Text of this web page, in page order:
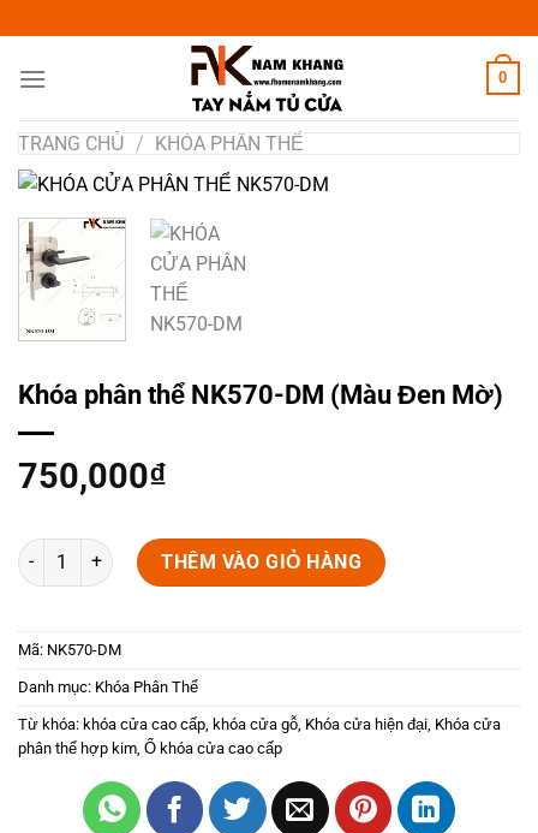
đến
nội
0
TRANG CHỦ / KHÓA PHÂN THỂ
Khóa phân thể NK570-DM (Màu Đen Mờ)
750,000₫
Khóa phân thể NK570-DM (Màu Đen Mờ) số lượng
THÊM VÀO GIỎ HÀNG
Mã: NK570-DM
Danh mục: Khóa Phân Thể
Từ khóa: khóa cửa cao cấp khóa cửa gỗ Khóa cửa hiện đại Khóa cửa
phân thể hợp kim Ổ khóa cửa cao cấp